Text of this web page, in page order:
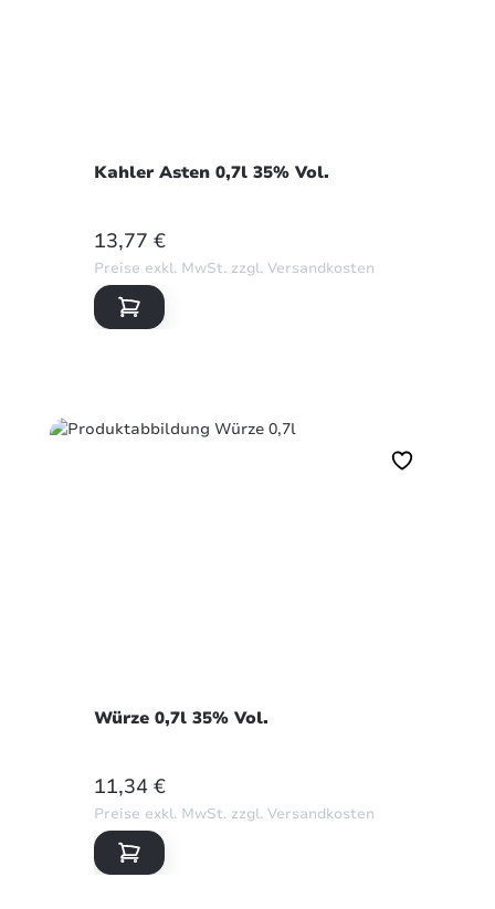
Kahler Asten 0,7l 35% Vol.
REGULÄRER PREIS:
13,77 €
Preise exkl. MwSt. zzgl. Versandkosten
Würze 0,7l 35% Vol.
REGULÄRER PREIS:
11,34 €
Preise exkl. MwSt. zzgl. Versandkosten